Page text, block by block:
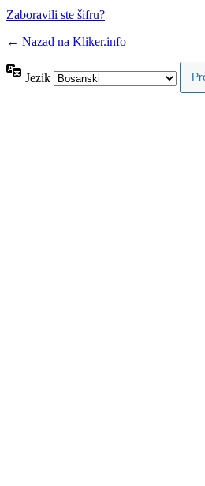
Zaboravili ste šifru?
← Nazad na Kliker.info
Jezik